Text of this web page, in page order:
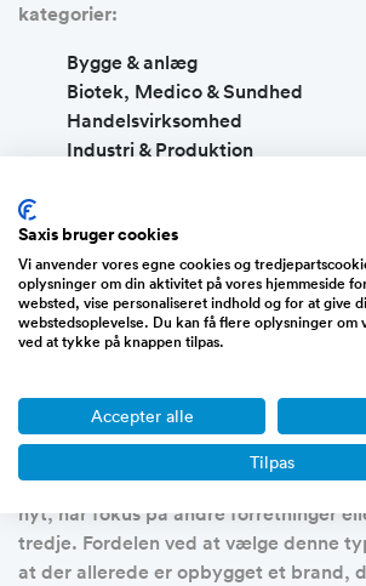
kategorier:
Bygge & anlæg
Biotek, Medico & Sundhed
Handelsvirksomhed
Industri & Produktion
Transport & Logistik
Energi & Cleantech
Køb af eksisterende
færdig- og køreklar webshop
Som tidligere skrevet, så sættes der
typer af forretninger til salg på vores
de fleste virksomheder er veldrevne
er blevet sat til salg, fordi at ejerne
nyt, har fokus på andre forretninger
tredje. Fordelen ved at vælge denne
at der allerede er opbygget et brand,
Saxis bruger cookies
Vi anvender vores egne cookies og
oplysninger om din aktivitet på vores hjemmeside
websted, vise personaliseret indhold og for at give
webstedsoplevelse. Du kan få flere oplysninger om
ved at tykke på knappen tilpas.
Accepter alle
Tilpas